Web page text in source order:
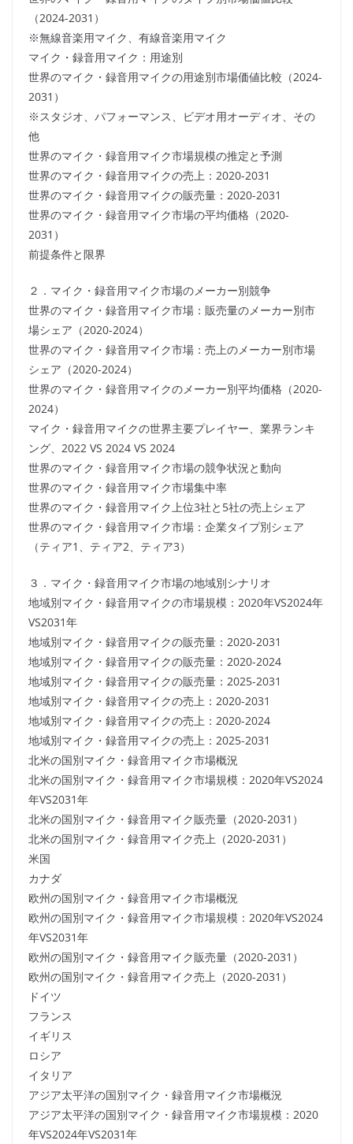
（2024-2031）
※無線音楽用マイク、有線音楽用マイク
マイク・録音用マイク：用途別
世界のマイク・録音用マイクの用途別市場価値比較（2024-
2031）
※スタジオ、パフォーマンス、ビデオ用オーディオ、その
他
世界のマイク・録音用マイク市場規模の推定と予測
世界のマイク・録音用マイクの売上：2020-2031
世界のマイク・録音用マイクの販売量：2020-2031
世界のマイク・録音用マイク市場の平均価格（2020-
2031）
前提条件と限界
２．マイク・録音用マイク市場のメーカー別競争
世界のマイク・録音用マイク市場：販売量のメーカー別市
場シェア（2020-2024）
世界のマイク・録音用マイク市場：売上のメーカー別市場
シェア（2020-2024）
世界のマイク・録音用マイクのメーカー別平均価格（2020-
2024）
マイク・録音用マイクの世界主要プレイヤー、業界ランキ
ング、2022 VS 2024 VS 2024
世界のマイク・録音用マイク市場の競争状況と動向
世界のマイク・録音用マイク市場集中率
世界のマイク・録音用マイク上位3社と5社の売上シェア
世界のマイク・録音用マイク市場：企業タイプ別シェア
（ティア1、ティア2、ティア3）
３．マイク・録音用マイク市場の地域別シナリオ
地域別マイク・録音用マイクの市場規模：2020年VS2024年
VS2031年
地域別マイク・録音用マイクの販売量：2020-2031
地域別マイク・録音用マイクの販売量：2020-2024
地域別マイク・録音用マイクの販売量：2025-2031
地域別マイク・録音用マイクの売上：2020-2031
地域別マイク・録音用マイクの売上：2020-2024
地域別マイク・録音用マイクの売上：2025-2031
北米の国別マイク・録音用マイク市場概況
北米の国別マイク・録音用マイク市場規模：2020年VS2024
年VS2031年
北米の国別マイク・録音用マイク販売量（2020-2031）
北米の国別マイク・録音用マイク売上（2020-2031）
米国
カナダ
欧州の国別マイク・録音用マイク市場概況
欧州の国別マイク・録音用マイク市場規模：2020年VS2024
年VS2031年
欧州の国別マイク・録音用マイク販売量（2020-2031）
欧州の国別マイク・録音用マイク売上（2020-2031）
ドイツ
フランス
イギリス
ロシア
イタリア
アジア太平洋の国別マイク・録音用マイク市場概況
アジア太平洋の国別マイク・録音用マイク市場規模：2020
年VS2024年VS2031年